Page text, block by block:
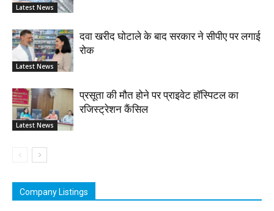
Latest News
Latest News
दवा खरीद घोटाले के बाद सरकार ने सीपीए पर लगाई
रोक
Latest News
प्रसूता की मौत होने पर प्राइवेट हॉस्पिटल का
रजिस्ट्रेशन कैंसिल
Company Listings